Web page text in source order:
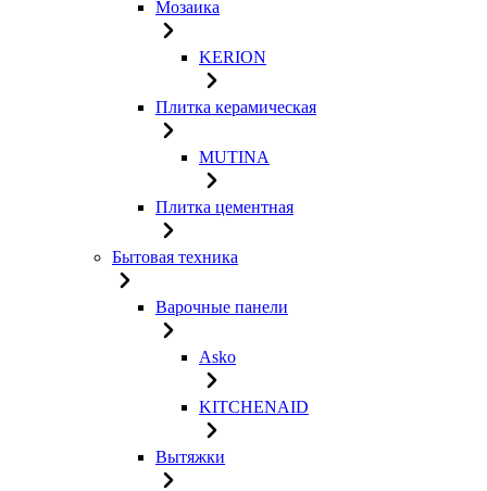
Мозаика
KERION
Плитка керамическая
MUTINA
Плитка цементная
Бытовая техника
Варочные панели
Asko
KITCHENAID
Вытяжки